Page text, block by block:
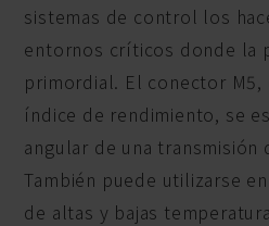
sistemas de control los
entornos críticos donde la
primordial. El conector M5,
índice de rendimiento, se
angular de una transmisión
También puede utilizarse
de altas y bajas